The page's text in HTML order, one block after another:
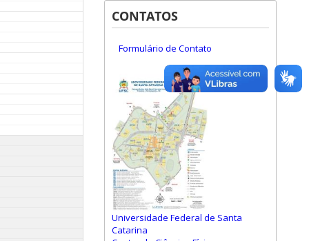
CONTATOS
Formulário de Contato
Universidade Federal de Santa
Catarina